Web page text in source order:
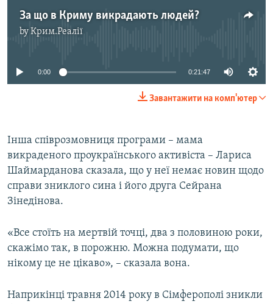
За що в Криму викрадають людей?
byКрим.Реалії
0:00 0:21:47
Завантажити на комп'ютер
Інша співрозмовниця програми – мама
викраденого проукраїнського активіста – Лариса
Шаймарданова сказала, що у неї немає новин щодо
справи зниклого сина і його друга Сейрана
Зінедінова.
«Все стоїть на мертвій точці, два з половиною роки,
скажімо так, в порожню. Можна подумати, що
нікому це не цікаво», – сказала вона.
Наприкінці травня 2014 року в Сімферополі зникли